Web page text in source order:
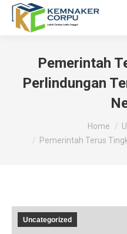
Pemerintah
Perlindungan
Home
Pemerintah Terus
Uncategorized